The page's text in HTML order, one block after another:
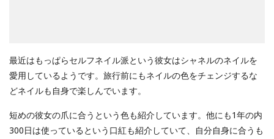
最近はもっぱらセルフネイル派という彼女はシャネルのネイルを
愛用しているようです。旅行前にもネイルの色をチェンジするな
どネイルも自身で楽しんでいます。
短めの彼女の爪に合うという色も紹介しています。他にも1年の内
300日は使っているという口紅も紹介していて、自分自身に合うも